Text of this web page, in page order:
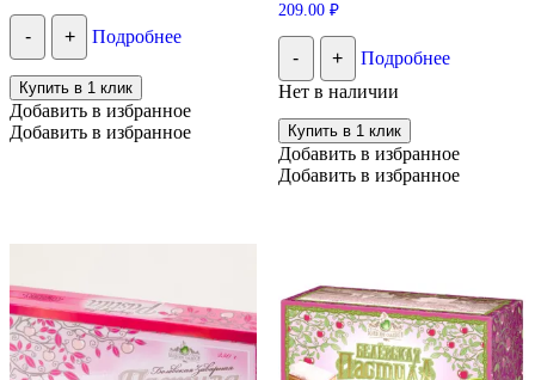
- + Подробнее
Купить в 1 клик
Добавить в избранное
Добавить в избранное
209.00 ₽
- +
Подробнее
Нет в наличии
Купить в 1 клик
Добавить в избранное
Добавить в избранное